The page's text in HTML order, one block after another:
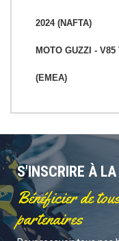
2024 (NAFTA)
MOTO GUZZI -
(EMEA)
S'INSCRIRE À
Bénéficier de
partenaires